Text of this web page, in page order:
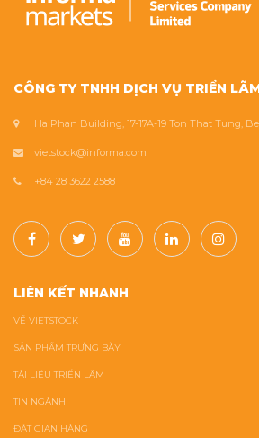
CÔNG TY TNHH DỊCH VỤ TRIỂN
Ha Phan Building, 17-17A-19 Ton That Tung,
vietstock@informa.com
+84 28 3622 2588
LIÊN KẾT NHANH
VỀ VIETSTOCK
SẢN PHẨM TRƯNG BÀY
TÀI LIỆU TRIỂN LÃM
TIN NGÀNH
ĐẶT GIAN HÀNG